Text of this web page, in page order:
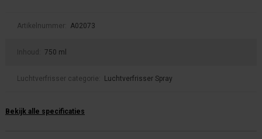
Artikelnummer: A02073
Inhoud: 750 ml
Luchtverfrisser categorie: Luchtverfrisser Spray
Bekijk alle specificaties